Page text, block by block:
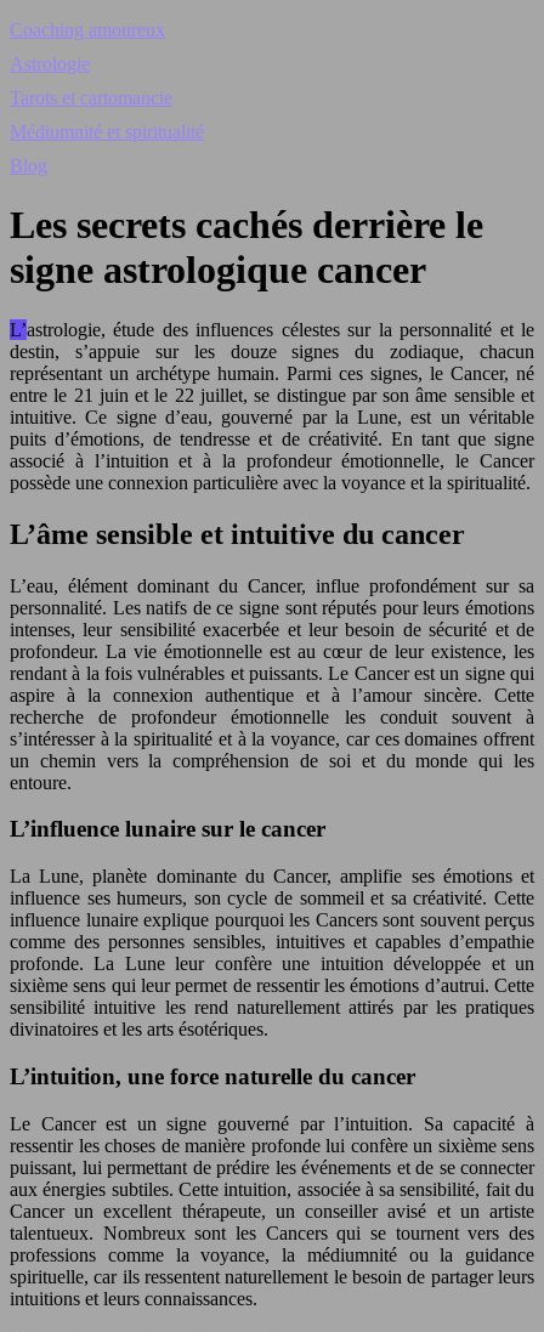
Coaching amoureux
Astrologie
Tarots et cartomancie
Médiumnité et spiritualité
Blog
Les secrets cachés derrière le
signe astrologique cancer
L’astrologie, étude des influences célestes sur la personnalité et le
destin, s’appuie sur les douze signes du zodiaque, chacun
représentant un archétype humain. Parmi ces signes, le Cancer, né
entre le 21 juin et le 22 juillet, se distingue par son âme sensible et
intuitive. Ce signe d’eau, gouverné par la Lune, est un véritable
puits d’émotions, de tendresse et de créativité. En tant que signe
associé à l’intuition et à la profondeur émotionnelle, le Cancer
possède une connexion particulière avec la voyance et la spiritualité.
L’âme sensible et intuitive du cancer
L’eau, élément dominant du Cancer, influe profondément sur sa
personnalité. Les natifs de ce signe sont réputés pour leurs émotions
intenses, leur sensibilité exacerbée et leur besoin de sécurité et de
profondeur. La vie émotionnelle est au cœur de leur existence, les
rendant à la fois vulnérables et puissants. Le Cancer est un signe qui
aspire à la connexion authentique et à l’amour sincère. Cette
recherche de profondeur émotionnelle les conduit souvent à
s’intéresser à la spiritualité et à la voyance, car ces domaines offrent
un chemin vers la compréhension de soi et du monde qui les
entoure.
L’influence lunaire sur le cancer
La Lune, planète dominante du Cancer, amplifie ses émotions et
influence ses humeurs, son cycle de sommeil et sa créativité. Cette
influence lunaire explique pourquoi les Cancers sont souvent perçus
comme des personnes sensibles, intuitives et capables d’empathie
profonde. La Lune leur confère une intuition développée et un
sixième sens qui leur permet de ressentir les émotions d’autrui. Cette
sensibilité intuitive les rend naturellement attirés par les pratiques
divinatoires et les arts ésotériques.
L’intuition, une force naturelle du cancer
Le Cancer est un signe gouverné par l’intuition. Sa capacité à
ressentir les choses de manière profonde lui confère un sixième sens
puissant, lui permettant de prédire les événements et de se connecter
aux énergies subtiles. Cette intuition, associée à sa sensibilité, fait du
Cancer un excellent thérapeute, un conseiller avisé et un artiste
talentueux. Nombreux sont les Cancers qui se tournent vers des
professions comme la voyance, la médiumnité ou la guidance
spirituelle, car ils ressentent naturellement le besoin de partager leurs
intuitions et leurs connaissances.